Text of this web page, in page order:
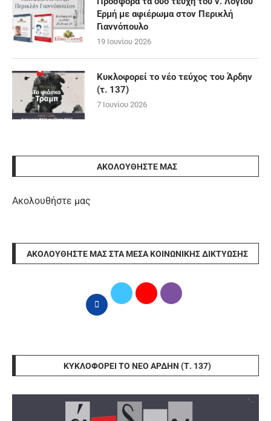
Ερμή με αφιέρωμα στον Περικλή
Γιαννόπουλο
19 Ιουνίου 2026
Κυκλοφορεί το νέο τεύχος του Άρδην
(τ. 137)
7 Ιουνίου 2026
ΑΚΟΛΟΥΘΉΣΤΕ ΜΑΣ
Ακολουθήστε μας
ΑΚΟΛΟΥΘΉΣΤΕ ΜΑΣ ΣΤΑ ΜΈΣΑ ΚΟΙΝΩΝΙΚΉΣ ΔΙΚΤΎΩΣΗΣ
ΚΥΚΛΟΦΟΡΕΊ ΤΟ ΝΈΟ ΆΡΔΗΝ (Τ. 137)